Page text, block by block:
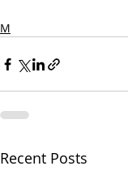
М
Recent Posts